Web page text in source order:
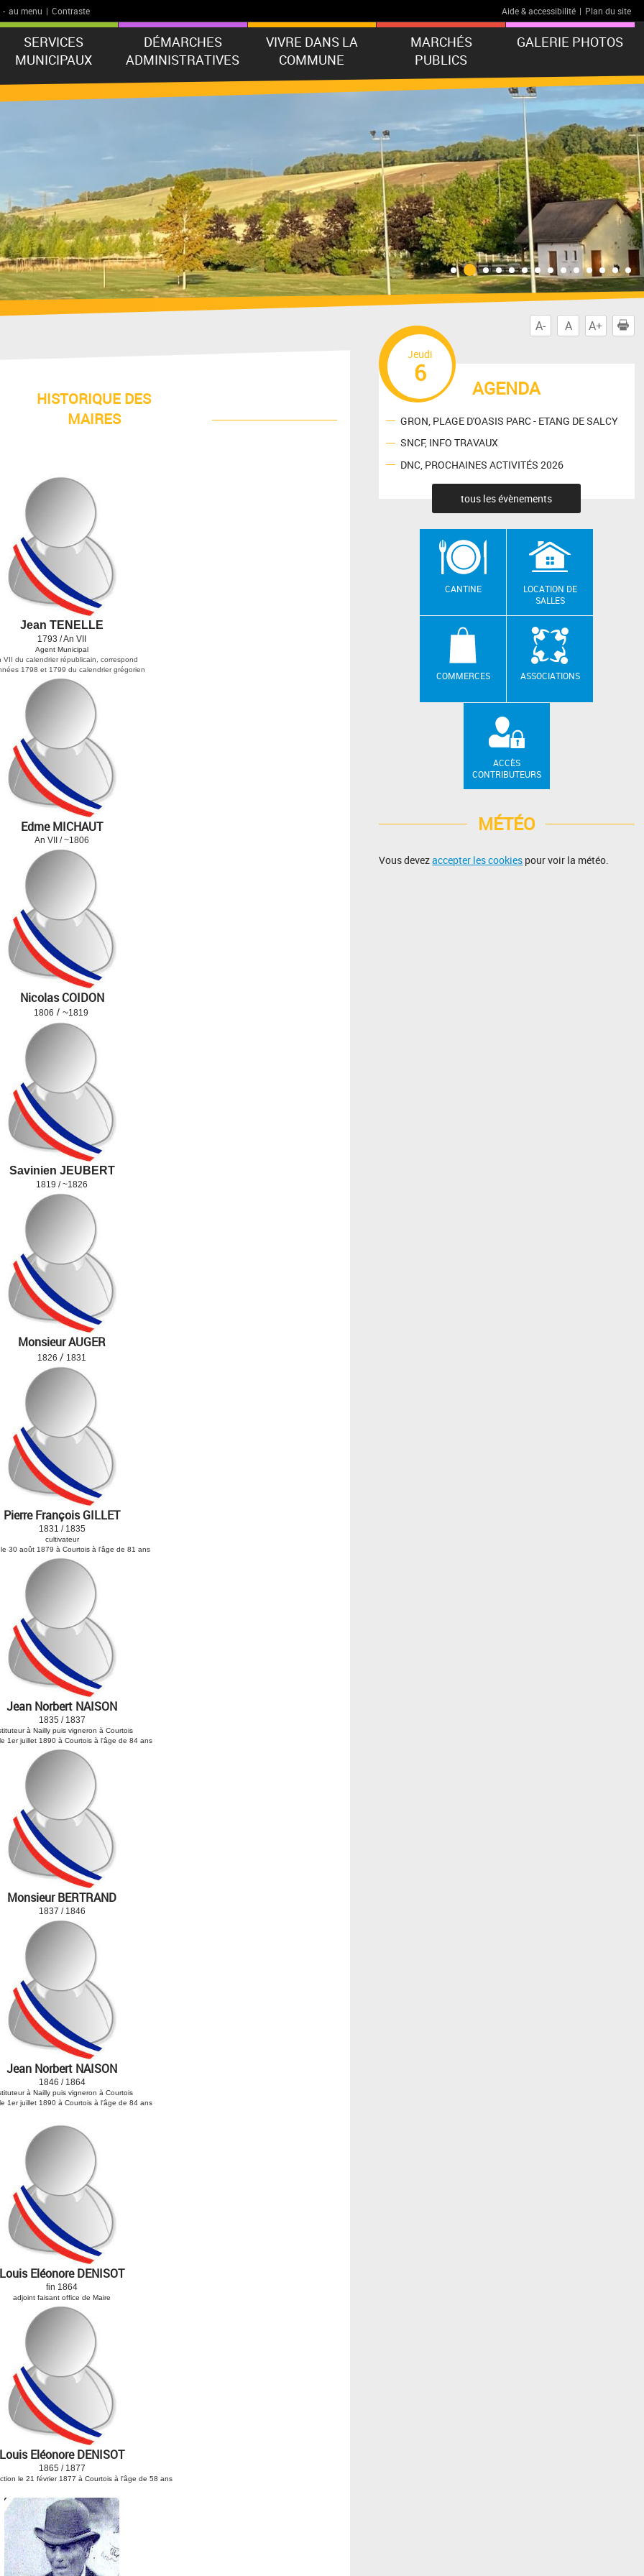
- au menu | Contraste Aide & accessibilité | Plan du site
SERVICES
MUNICIPAUX
DÉMARCHES
ADMINISTRATIVES
VIVRE DANS LA
COMMUNE
MARCHÉS
PUBLICS
GALERIE PHOTOS
A- A A+
HISTORIQUE DES
MAIRES
Jean TENELLE
1793 / An VII
Agent Municipal
VII du calendrier républicain, correspond
1798 et 1799 du calendrier grégorien
Edme MICHAUT
An VII / ~1806
Nicolas COIDON
1806 / ~1819
Savinien JEUBERT
1819 / ~1826
Monsieur AUGER
1826 / 1831
Pierre François GILLET
1831 / 1835
cultivateur
30 août 1879 à Courtois à l'âge de 81 ans
Jean Norbert NAISON
1835 / 1837
à Nailly puis vigneron à Courtois
1er juillet 1890 à Courtois à l'âge de 84 ans
Monsieur BERTRAND
1837 / 1846
Jean Norbert NAISON
1846 / 1864
à Nailly puis vigneron à Courtois
1er juillet 1890 à Courtois à l'âge de 84 ans
Louis Eléonore DENISOT
fin 1864
adjoint faisant office de Maire
Louis Eléonore DENISOT
1865 / 1877
le 21 février 1877 à Courtois à l'âge de 58 ans
AGENDA
Jeudi
6
GRON, PLAGE D'OASIS PARC - ETANG DE SALCY
SNCF, INFO TRAVAUX
DNC, PROCHAINES ACTIVITÉS 2026
tous les évènements
CANTINE
LOCATION DE
SALLES
COMMERCES ASSOCIATIONS
ACCÈS
CONTRIBUTEURS
MÉTÉO
Vous devezaccepter les cookies pour voir la météo.